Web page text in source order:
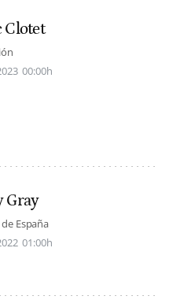
Clotet
00:00h
Gray
España
01:00h